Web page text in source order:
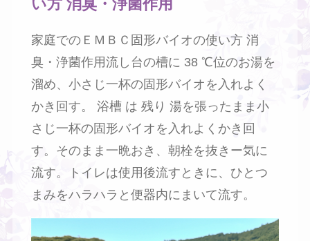
い方 消臭・浄菌作用
家庭でのＥＭＢＣ固形バイオの使い方 消
臭・浄菌作用流し台の槽に 38 ℃位のお湯を
溜め、小さじ一杯の固形バイオを入れよく
かき回す。 浴槽 は 残り 湯を張ったまま小
さじ一杯の固形バイオを入れよくかき回
す。そのまま一晩おき、朝栓を抜きー気に
流す。トイレは使用後流すときに、ひとつ
まみをハラハラと便器内にまいて流す。